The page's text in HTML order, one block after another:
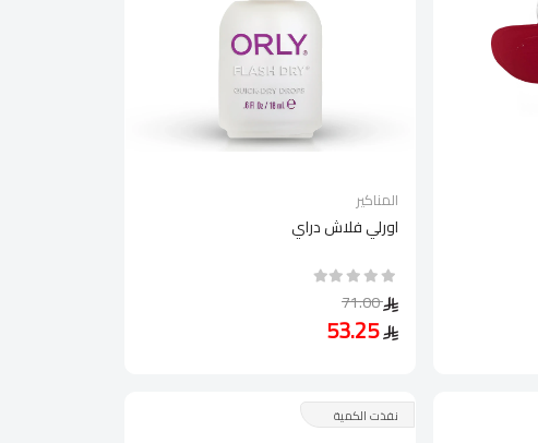
المناكير
اورلي فلاش دراي
71.00
53.25
نفذت الكمية